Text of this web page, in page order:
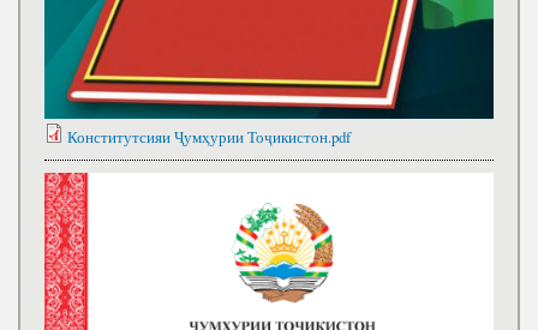
Конститутсияи Ҷумҳурии Тоҷикистон.pdf